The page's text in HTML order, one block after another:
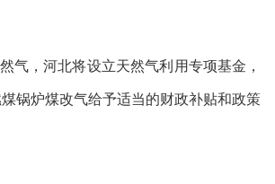
气，河北将设立天然气利用专项基金，
锅炉煤改气给予适当的财政补贴和政策